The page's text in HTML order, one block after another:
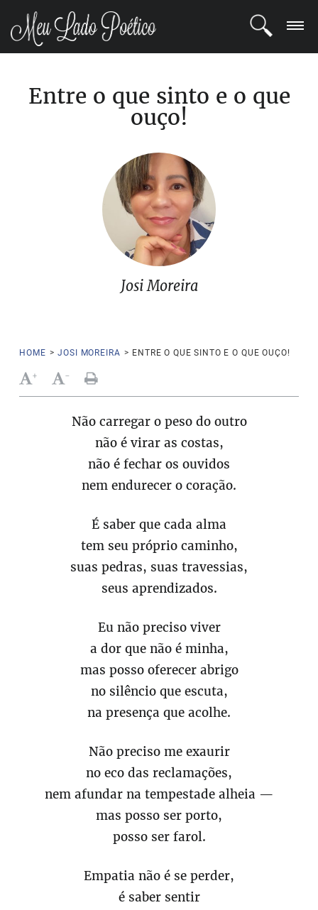
REGISTRO
Entre o que sinto e o que
ouço!
Josi Moreira
HOME > JOSI MOREIRA > ENTRE O QUE SINTO E O QUE OUÇO!
+ -
Não carregar o peso do outro
não é virar as costas,
não é fechar os ouvidos
nem endurecer o coração.
É saber que cada alma
tem seu próprio caminho,
suas pedras, suas travessias,
seus aprendizados.
Eu não preciso viver
a dor que não é minha,
mas posso oferecer abrigo
no silêncio que escuta,
na presença que acolhe.
Não preciso me exaurir
no eco das reclamações,
nem afundar na tempestade alheia —
mas posso ser porto,
posso ser farol.
Empatia não é se perder,
é saber sentir